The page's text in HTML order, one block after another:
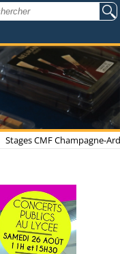
Stages CMF Champagne-